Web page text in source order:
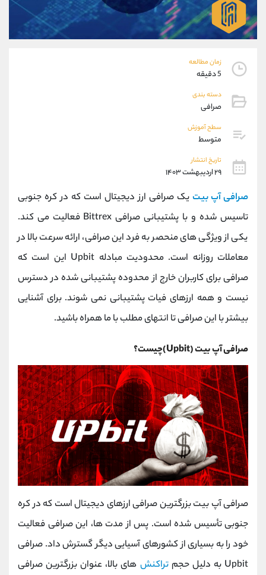
زمان مطالعه
5 دقیقه
دسته بندی
صرافی
سطح آموزش
متوسط
تاریخ انتشار
۲۹ اردیبهشت ۱۴۰۳
صرافی آپ بیت یک صرافی ارز دیجیتال است که در کره جنوبی
تاسیس شده و با پشتیبانی صرافی Bittrex فعالیت می کند.
یکی از ویژگی های منحصر به فرد این صرافی، ارائه سرعت بالا در
معاملات روزانه است. محدودیت مبادله Upbit این است که
صرافی برای کاربران خارج از محدوده پشتیبانی شده در دسترس
نیست و همه ارزهای فیات پشتیبانی نمی شوند. برای آشنایی
بیشتر با این صرافی تا انتهای مطلب با ما همراه باشید.
صرافی آپ بیت (Upbit)چیست؟
صرافی آپ بیت بزرگترین صرافی ارزهای دیجیتال است که در کره
جنوبی تأسیس شده است. پس از مدت ها، این صرافی فعالیت
خود را به بسیاری از کشورهای آسیایی دیگر گسترش داد. صرافی
Upbit به دلیل حجم
تراکنش های بالا، عنوان بزرگترین صرافی
09304891085
واتساپ شروع گفتگو
تلگرام @Armteam_admin_103
پشتیبان فروش
موبایل
اطلاعات تماس
تلفن 021-22021030
021-22021040
بدون پیش شماره
اینستاگرام @alireza.mehrabii
کانال تلگرام @alirezamehrabi_com
@alirezamehrabi_official